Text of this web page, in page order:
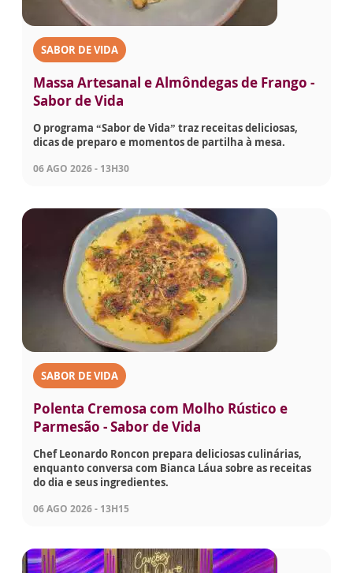
SABOR DE VIDA
Massa Artesanal e Almôndegas de Frango -
Sabor de Vida
O programa “Sabor de Vida” traz receitas deliciosas,
dicas de preparo e momentos de partilha à mesa.
06 AGO 2026 - 13H30
SABOR DE VIDA
Polenta Cremosa com Molho Rústico e
Parmesão - Sabor de Vida
Chef Leonardo Roncon prepara deliciosas culinárias,
enquanto conversa com Bianca Láua sobre as receitas
do dia e seus ingredientes.
06 AGO 2026 - 13H15